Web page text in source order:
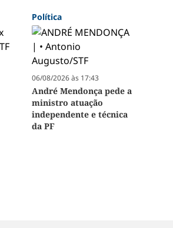
Política
06/08/2026 às 17:43
André Mendonça pede a
ministro atuação
independente e técnica
da PF